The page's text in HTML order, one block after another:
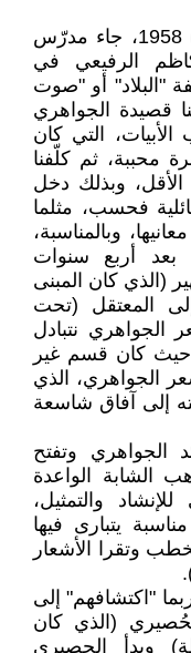
بعد أسابيع من ثورة 14 تموز (يوليو) 1958، جاء مدرّس
الرفيعي في
"البلاد" أو "صوت
قصيدة الجواهري
التي كان
محببة، ثم كلّفنا
وبذلك دخل
فحسب، مثلما
وبالمناسبة،
بعد أربع سنوات
(الذي كان المبنى
المعتقل (تحت
الجواهري نتبادل
حيث كان قسم غير
الجواهري، الذي
إلى آفاق شاسعة
الجواهري وتفتح
الشابة الواعدة
والتمثيل،
يتبارى فيها
وتقرا الأشعار
"اكتشافهم" إلى
(الذي كان
وبدأ الحصيري